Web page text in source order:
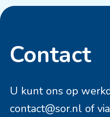
Contact
U kunt ons op
contact@sor.nl of